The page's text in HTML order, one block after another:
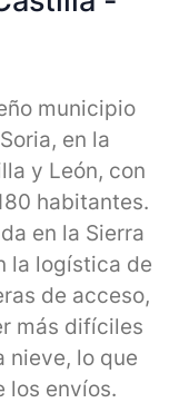
municipio
en la
y León, con
habitantes.
en la Sierra
la logística de
de acceso,
más difíciles
nieve, lo que
los envíos.